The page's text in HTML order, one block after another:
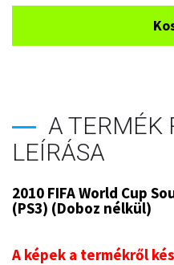
A TERMÉK
LEÍRÁSA
2010 FIFA World Cup
(PS3) (Doboz nélkül)
A képek a termékről